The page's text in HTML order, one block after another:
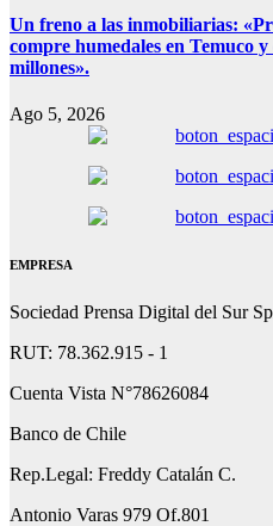
Un freno a las inmobiliarias:
compre humedales en Temuco
millones».
Ago 5, 2026
EMPRESA
Sociedad Prensa Digital del Sur
RUT: 78.362.915 - 1
Cuenta Vista N°78626084
Banco de Chile
Rep.Legal: Freddy Catalán C.
Antonio Varas 979 Of.801